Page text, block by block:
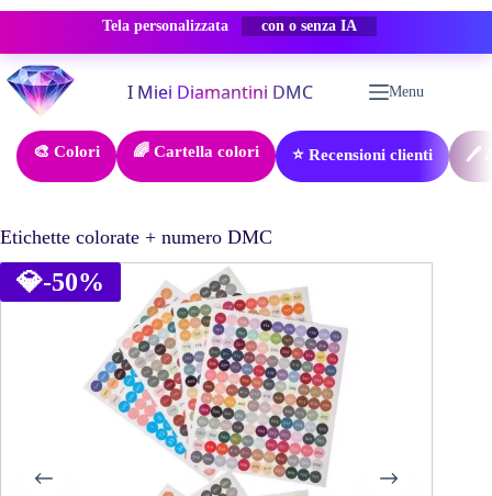
Tela personalizzata -50% SCONTO
Salta
al
contenuto
Menu
🎨 Colori 🌈 Cartella colori ⭐ Recensioni clienti 🖊️
Etichette colorate + numero DMC
💎-50%